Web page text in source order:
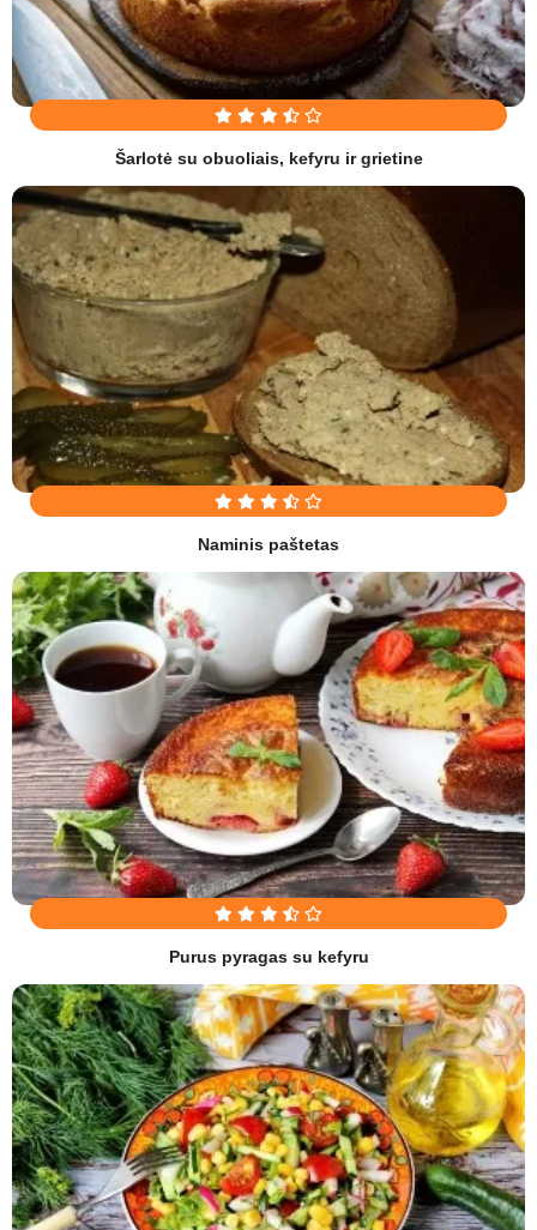
Šarlotė su obuoliais, kefyru ir grietine
Naminis paštetas
Purus pyragas su kefyru